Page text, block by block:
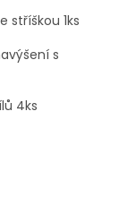
stříškou 1ks
s
4ks